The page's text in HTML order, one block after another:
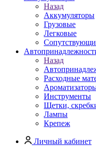
Назад
Аккумуляторы
Грузовые
Легковые
Назад
Расходные
Инструменты
Щетки,
Лампы
Крепеж
Личный кабинет